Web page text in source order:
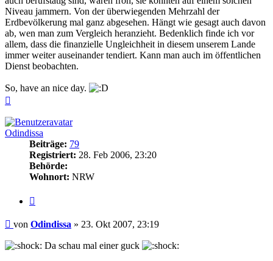
Niveau jammern. Von der überwiegenden Mehrzahl der
Erdbevölkerung mal ganz abgesehen. Hängt wie gesagt auch davon
ab, wen man zum Vergleich heranzieht. Bedenklich finde ich vor
allem, dass die finanzielle Ungleichheit in diesem unserem Lande
immer weiter auseinander tendiert. Kann man auch im öffentlichen
Dienst beobachten.
So, have an nice day.
Odindissa
Beiträge: 79
Registriert: 28. Feb 2006, 23:20
Behörde:
Wohnort: NRW
Beitrag
von Odindissa » 23. Okt 2007, 23:19
Da schau mal einer guck